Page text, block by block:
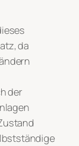
da
der